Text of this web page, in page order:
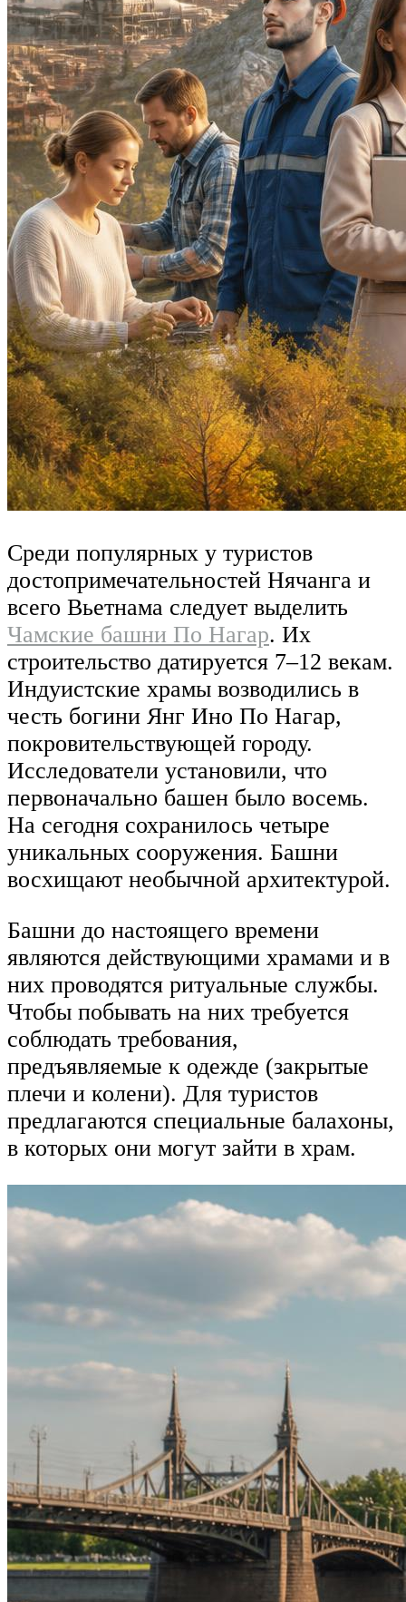
Среди популярных у туристов
достопримечательностей Нячанга и
всего Вьетнама следует выделить
Чамские башни По Нагар. Их
строительство датируется 7–12 векам.
Индуистские храмы возводились в
честь богини Янг Ино По Нагар,
покровительствующей городу.
Исследователи установили, что
первоначально башен было восемь.
На сегодня сохранилось четыре
уникальных сооружения. Башни
восхищают необычной архитектурой.
Башни до настоящего времени
являются действующими храмами и в
них проводятся ритуальные службы.
Чтобы побывать на них требуется
соблюдать требования,
предъявляемые к одежде (закрытые
плечи и колени). Для туристов
предлагаются специальные балахоны,
в которых они могут зайти в храм.